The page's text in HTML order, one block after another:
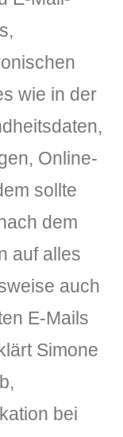
wie in der
Online-
sollte
dem
auf alles
auch
E-Mails
Simone
bei